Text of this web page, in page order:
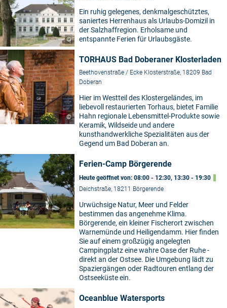
©
Ein ruhig gelegenes, denkmalgeschütztes,
saniertes Herrenhaus als Urlaubs-Domizil in
der Salzhaffregion. Erholsame und
entspannte Ferien für Urlaubsgäste.
©
TORHAUS Bad Doberaner Klosterladen
Beethovenstraße / Ecke Klosterstraße, 18209 Bad
Doberan
Hier im Westteil des Klostergeländes, im
liebevoll restaurierten Torhaus, bietet Familie
Hahn regionale Lebensmittel-Produkte sowie
Keramik, Wildseide und andere
kunsthandwerkliche Spezialitäten aus der
Gegend um Bad Doberan an.
Ferien-Camp Börgerende
Heute geöffnet von: 08:00 - 12:30, 13:30 - 19:30
Deichstraße, 18211 Börgerende
Urwüchsige Natur, Meer und Felder
bestimmen das angenehme Klima.
Börgerende, ein kleiner Fischerort zwischen
Warnemünde und Heiligendamm. Hier finden
Sie auf einem großzügig angelegten
Campingplatz eine wahre Oase der Ruhe -
direkt an der Ostsee. Die Umgebung lädt zu
Spaziergängen oder Radtouren entlang der
Ostseeküste ein.
Oceanblue Watersports